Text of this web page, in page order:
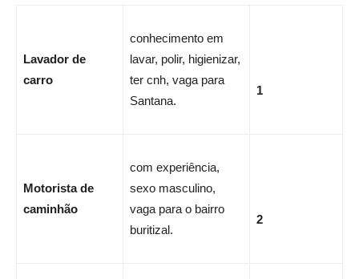
Lavador de
carro
conhecimento em
lavar, polir, higienizar,
ter cnh, vaga para
Santana.
1
Motorista de
caminhão
com experiência,
sexo masculino,
vaga para o bairro
buritizal.
2